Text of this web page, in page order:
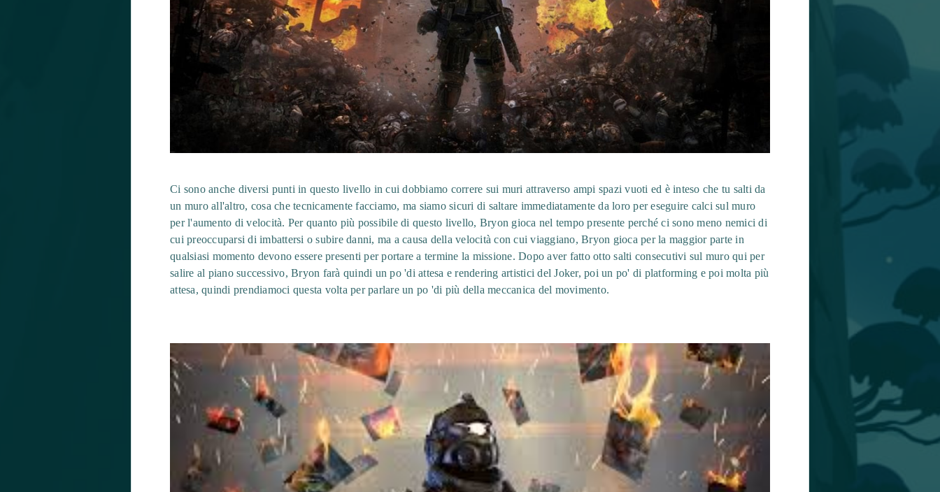
Ci sono anche diversi punti in questo livello in cui dobbiamo correre sui muri attraverso ampi spazi vuoti ed è inteso che tu salti da
un muro all'altro, cosa che tecnicamente facciamo, ma siamo sicuri di saltare immediatamente da loro per eseguire calci sul muro
per l'aumento di velocità. Per quanto più possibile di questo livello, Bryon gioca nel tempo presente perché ci sono meno nemici di
cui preoccuparsi di imbattersi o subire danni, ma a causa della velocità con cui viaggiano, Bryon gioca per la maggior parte in
qualsiasi momento devono essere presenti per portare a termine la missione. Dopo aver fatto otto salti consecutivi sul muro qui per
salire al piano successivo, Bryon farà quindi un po 'di attesa e rendering artistici del Joker, poi un po' di platforming e poi molta più
attesa, quindi prendiamoci questa volta per parlare un po 'di più della meccanica del movimento.